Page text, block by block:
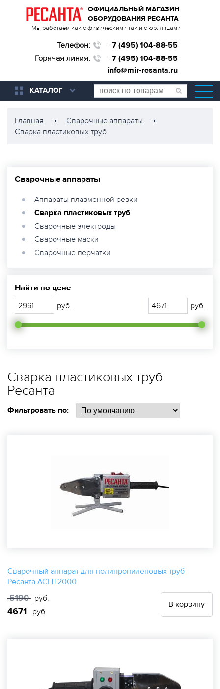
ОФИЦИАЛЬНЫЙ МАГАЗИН
ОБОРУДОВАНИЯ РЕСАНТА
Мы работаем как с физическими так и с юр. лицами
Телефон:
+7 (495) 104-88-55
Горячая линия:
+7 (495) 104-88-55
info@mir-resanta.ru
КАТАЛОГ
Главная
Сварочные аппараты
Сварка пластиковых труб
Сварочные аппараты
Аппараты плазменной резки
Сварка пластиковых труб
Сварочные электроды
Сварочные маски
Сварочные перчатки
Найти по цене
руб. руб.
Сварка пластиковых труб
Ресанта
Фильтровать по:
Сварочный аппарат для полипропиленовых труб
Ресанта АСПТ2000
5190 руб.
4671 руб.
В корзину